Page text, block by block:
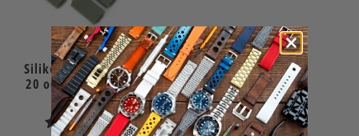
Silikon-Federstegschutz,
20 oder 22mm (Packung
mit 10 Stück)
(6)6